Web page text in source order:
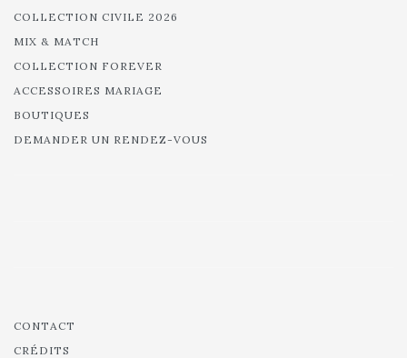
COLLECTION CIVILE 2026
MIX & MATCH
COLLECTION FOREVER
ACCESSOIRES MARIAGE
BOUTIQUES
DEMANDER UN RENDEZ-VOUS
CONTACT
CRÉDITS